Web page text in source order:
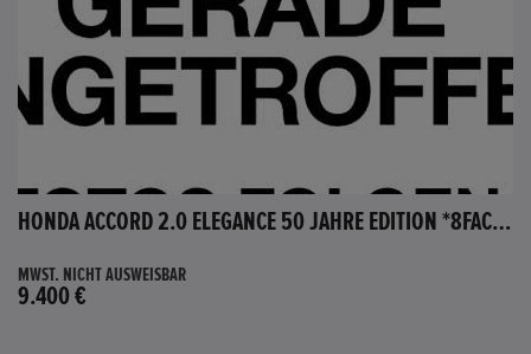
HONDA ACCORD 2.0 ELEGANCE 50 JAHRE EDITION *8FACH BEREIFT*
MWST. NICHT AUSWEISBAR
9.400 €